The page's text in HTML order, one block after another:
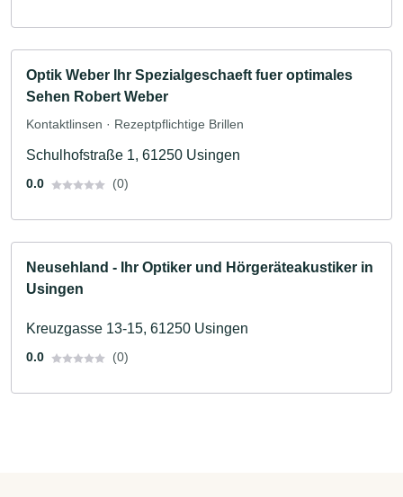
Optik Weber Ihr Spezialgeschaeft fuer optimales
Sehen Robert Weber
Kontaktlinsen · Rezeptpflichtige Brillen
Schulhofstraße 1, 61250 Usingen
0.0 (0)
Neusehland - Ihr Optiker und Hörgeräteakustiker in
Usingen
Kreuzgasse 13-15, 61250 Usingen
0.0 (0)